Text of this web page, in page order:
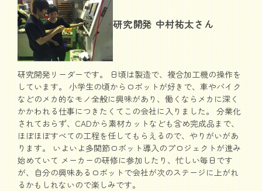
研究開発 中村祐太さん
研究開発リーダーです。 日頃は製造で、複合加工機の操作を
しています。 小学生の頃からロボットが好きで、車やバイク
などのメカ的なモノ全般に興味があり、働くならメカに深く
かかわれる仕事につきたくてこの会社に入りました。 分業化
されておらず、CADから素材カットなども含め完成品まで、
ほぼほぼすべての工程を任してもらえるので、やりがいがあ
ります。 いよいよ多関節ロボット導入のプロジェクトが進み
始めていて メーカーの研修に参加したり、忙しい毎日です
が、自分の興味あるロボットで会社が次のステージに上がれ
るかもしれないので楽しみです。